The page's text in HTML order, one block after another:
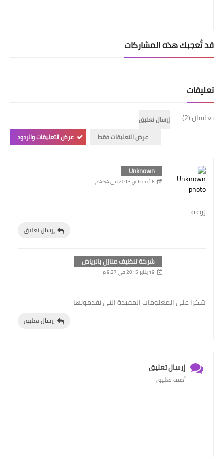
قد تُعجبك هذه المشاركات
تعليقات
تعليقان (2)
إرسال تعليق
عرض التعليقات فقط
عرض التعليقات والردود
Unknown
6 أغسطس 2013 في 4:54 م
روعة
إرسال تعليق
شركة تنظيف منازل بالرياض
19 يناير 2015 في 9:27 م
شكرا على المعلومات المفيدة التي تقدمونها
إرسال تعليق
إرسال تعليق
أضف تعليق